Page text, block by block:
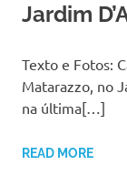
Jardim
Texto e Fotos:
Matarazzo, no
na última[…]
READ MORE